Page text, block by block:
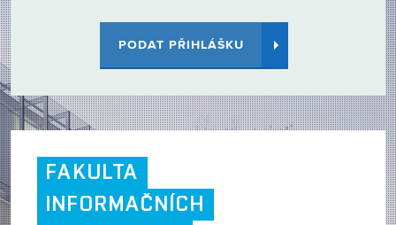
PODAT PŘIHLÁŠKU
FAKULTA
INFORMAČNÍCH